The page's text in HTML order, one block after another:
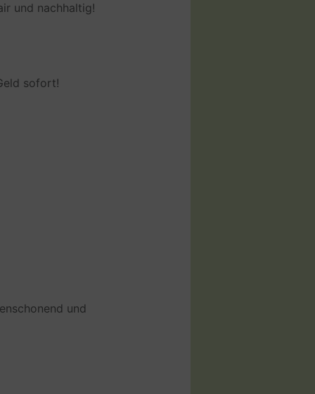
und nachhaltig!
sofort!
und
der Plattform